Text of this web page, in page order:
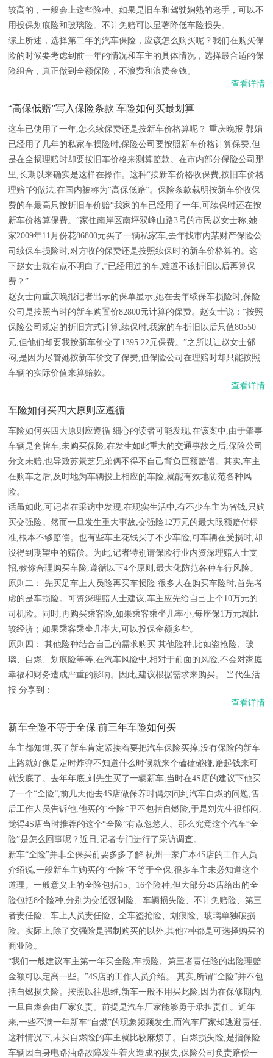
较高的，一般会上这些险种。如果是旧车和驾驶娴熟的老手，可以不
用投保划痕险和玻璃险。不计免赔可以显著降低车险损失。
综上所述，选择第二年的汽车保险，应该怎么购买呢？我们在购买保
险的时候要考虑到前一年的情况和车主的具体情况，选择最合适的保
险组合，真正做到全额保险，不浪费和浪费金钱。
查看详情
“高保低赔”写入保险条款 车险如何买最划算
这车已使用了一年,怎么续保费还是按新车价格算呢？ 重庆晚报 郭娟
已经用了几年的私家车损险时,保险公司要按照新车价格计算保费,但
是在全损理赔时却要按旧车价格来测算赔款。在市内部分保险公司那
里,长期以来确实是这样在操作。这种“按新车价格收保费,按旧车价格
理赔”的做法,在国内被称为“高保低赔”。保险条款载明按新车价收保
费的车最高只按折旧车价赔“我家的车已经用了一年,可续保时还在按
新车价格算保费。”家住南岸区南坪双峰山路3号的市民赵女士称,她
家2009年11月份花86800元买了一辆私家车,去年找市内某财产保险公
司续保车损险时,对方收的保费还是按照续保时的新车价格算的。这
下赵女士就有点不明白了,“已经用过的车,难道不该折旧以后再算保
费？”
赵女士向重庆晚报记者出示的保单显示,她在去年续保车损险时,保险
公司是按照当时的新车购置价82800元计算的保费。赵女士说：“按照
保险公司规定的折旧方式计算,续保时,我家的车折旧以后只值80550
元,但他们却要我按新车价交了1395.22元保费。”之所以让赵女士郁
闷,是因为尽管她按新车价交了保费,但保险公司在理赔时却只能按照
车辆的实际价值来算赔款。
查看详情
车险如何买四大原则应遵循
车险如何买四大原则应遵循 细心的读者可能发现,在该案中,由于肇事
车辆是套牌车,未购买保险,在发生如此重大的交通事故之后,保险公司
分文未赔,也导致苏景芝兄弟俩不得不自己背负巨额赔偿。其实,车主
在购车之后,及时地为车辆投上相应的车险,就能有效地防范各种风
险。
话虽如此,可记者在采访中发现,在现实生活中,有不少车主为省钱,只购
买交强险。然而一旦发生重大事故,交强险12万元的最大限额赔付标
准,根本不够赔偿。也有些车主花钱买了不少车险,可车辆在受损时,却
没得到期望中的赔偿。为此,记者特别请保险行业内资深理赔人士支
招,教你合理购买车险,遵循以下4个原则,最大化防范各种车行风险。
原则二： 先买足车上人员险再买车损险 很多人在购买车险时,首先考
虑的是车损险。可资深理赔人士建议,车主应先给自己上个10万元的
司机险。同时,再购买乘客险,如果乘客乘坐几率小,每座保1万元就比
较经济；如果乘客乘坐几率大,可以投保金额多些。
原则四： 其他险种结合自己的需求购买 其他险种,比如盗抢险、玻
璃、自燃、划痕险等等,在汽车风险中,相对于前面的风险,不会对家庭
幸福和财务造成严重的影响。因此,建议根据需求来购买。 当代生活
报 分享到：
查看详情
新车全险不等于全保 前三年车险如何买
车主都知道,买了新车肯定紧接着要把汽车保险买掉,没有保险的新车
上路就好像是定时炸弹不知道什么时候就来个磕磕碰碰,赔起钱来可
就没底了。去年年底,刘先生买了一辆新车,当时在4S店的建议下他买
了一个“全险”,前几天他去4S店做保养时偶尔问到汽车自燃的问题,售
后工作人员告诉他,他买的“全险”里不包括自燃险,于是刘先生很郁闷,
觉得4S店当时推荐的这个“全险”有点忽悠人。那么究竟这个汽车“全
险”是怎么回事呢？近日,记者专门进行了采访调查。
新车“全险”并非全保买前要多多了解 杭州一家广本4S店的工作人员
介绍说,一般新车主购买的“全险”不等于全保,很多车主未必知道这个
道理。一般意义上的全险包括15、16个险种,但大部分4S店给出的全
险包括8个险种,分别为交通强制险、车辆损失险、不计免赔险、第三
者责任险、车上人员责任险、全车盗抢险、划痕险、玻璃单独破损
险。实际上,除了交强险是强制购买的以外,其他7种都是可选择购买的
商业险。
“我们一般建议车主第一年买全险,车损险、第三者责任险的出险理赔
金额可以定高一些。”4S店的工作人员介绍。 其实,所谓“全险”并不包
括自燃损失险。按照以往思维,新车一般不用买此险,因为在保修期内,
一旦自燃会由厂家负责。前提是汽车厂家能够勇于承担责任。近年
来,一些不满一年新车“自燃”的现象频频发生,而汽车厂家却逃避责任,
这种情况下,未买自燃险的车主就比较麻烦了。自燃损失险,是指保险
车辆因自身电路油路故障发生着火造成的损失,保险公司负责赔偿一